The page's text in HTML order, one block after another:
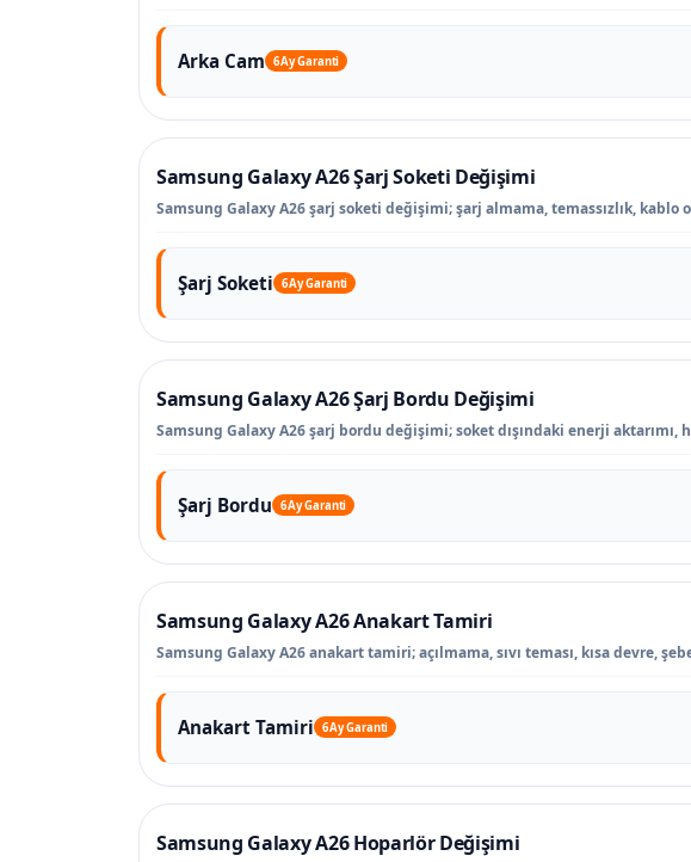
Arka Cam 6 Ay Garanti
Samsung Galaxy A26 Şarj Soketi Değişimi
Samsung Galaxy A26 şarj soketi değişimi; şarj almama, temassızlık,
Şarj Soketi 6 Ay Garanti
Samsung Galaxy A26 Şarj Bordu Değişimi
Samsung Galaxy A26 şarj bordu değişimi; soket dışındaki enerji
Şarj Bordu 6 Ay Garanti
Samsung Galaxy A26 Anakart Tamiri
Samsung Galaxy A26 anakart tamiri; açılmama, sıvı teması, kısa devre,
Anakart Tamiri 6 Ay Garanti
Samsung Galaxy A26 Hoparlör Değişimi